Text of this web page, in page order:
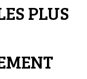
PLUS